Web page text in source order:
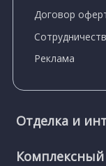
Договор
Реклама
Отделка и